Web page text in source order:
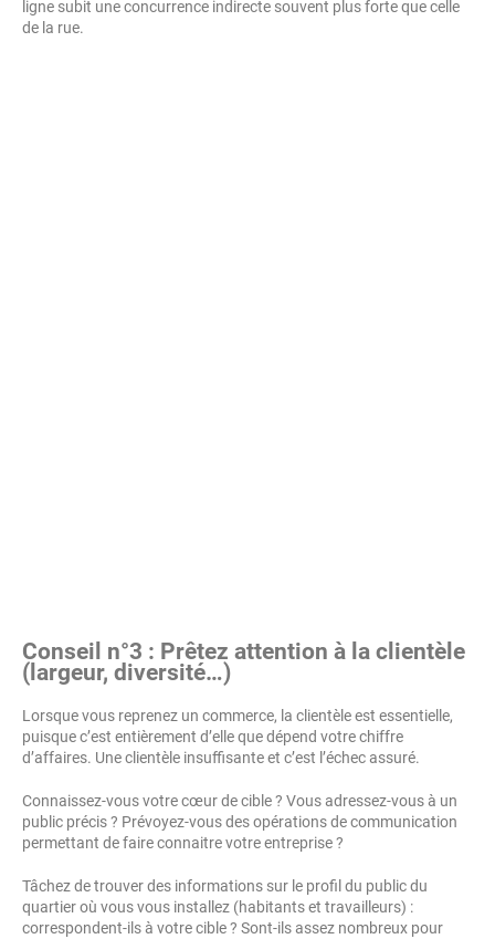
ligne subit une concurrence indirecte souvent plus forte que celle
de la rue.
Conseil n°3 : Prêtez attention à la clientèle
(largeur, diversité…)
Lorsque vous reprenez un commerce, la clientèle est essentielle,
puisque c’est entièrement d’elle que dépend votre chiffre
d’affaires. Une clientèle insuffisante et c’est l’échec assuré.
Connaissez-vous votre cœur de cible ? Vous adressez-vous à un
public précis ? Prévoyez-vous des opérations de communication
permettant de faire connaitre votre entreprise ?
Tâchez de trouver des informations sur le profil du public du
quartier où vous vous installez (habitants et travailleurs) :
correspondent-ils à votre cible ? Sont-ils assez nombreux pour